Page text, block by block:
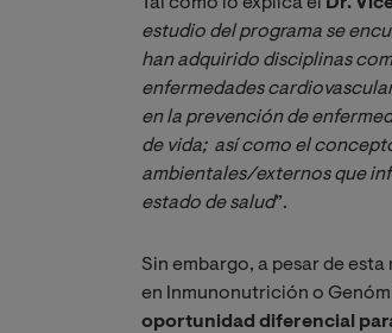
estudio del programa se
han adquirido disciplinas
enfermedades
en la prevención de
de vida;  así como el
ambientales/externos que
estado de salud”.
Sin embargo, a pesar de
en Inmunonutrición o
oportunidad diferencial